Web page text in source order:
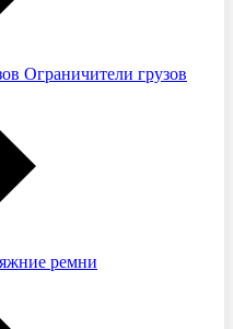
Ограничители грузов
ремни